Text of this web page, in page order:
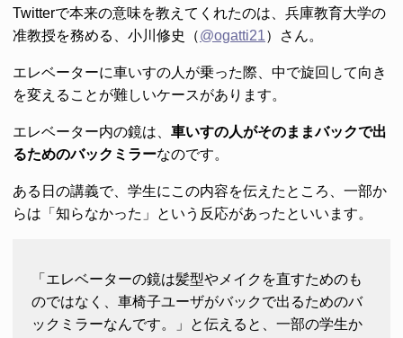
Twitterで本来の意味を教えてくれたのは、兵庫教育大学の
准教授を務める、小川修史（@ogatti21）さん。
エレベーターに車いすの人が乗った際、中で旋回して向き
を変えることが難しいケースがあります。
エレベーター内の鏡は、 車いすの人がそのままバックで出
るためのバックミラーなのです。
ある日の講義で、学生にこの内容を伝えたところ、一部か
らは「知らなかった」という反応があったといいます。
「エレベーターの鏡は髪型やメイクを直すためのも
のではなく、車椅子ユーザがバックで出るためのバ
ックミラーなんです。」と伝えると、一部の学生か